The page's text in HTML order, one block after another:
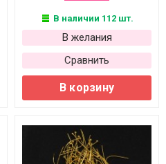
В наличии 112 шт.
В желания
Сравнить
В корзину